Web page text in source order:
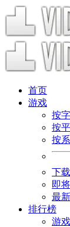
首页
游戏
按
按
按
下载
即
最
排行榜
游